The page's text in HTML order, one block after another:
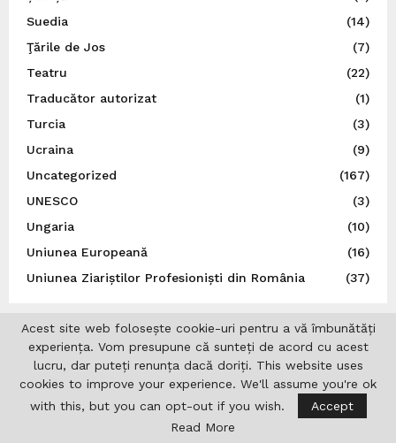
Suedia
(14)
Ţările de Jos
(7)
Teatru
(22)
Traducător autorizat
(1)
Turcia
(3)
Ucraina
(9)
Uncategorized
(167)
UNESCO
(3)
Ungaria
(10)
Uniunea Europeană
(16)
Uniunea Ziariștilor Profesioniști din România
(37)
Acest site web folosește cookie-uri pentru a vă îmbunătăți
experiența. Vom presupune că sunteți de acord cu acest
lucru, dar puteți renunța dacă doriți. This website uses
cookies to improve your experience. We'll assume you're ok
with this, but you can opt-out if you wish.
Accept
Read More